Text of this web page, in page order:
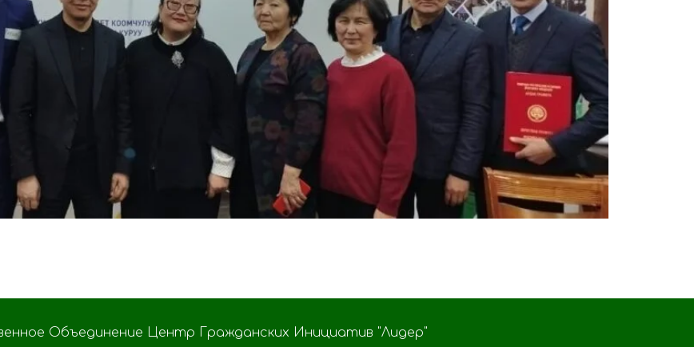
Объединение Центр Гражданских Инициатив "Лидер"